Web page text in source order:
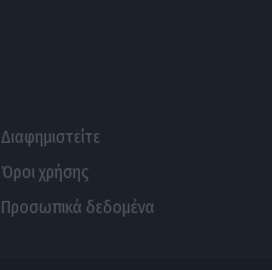
Διαφημιστείτε
Όροι χρήσης
Προσωπικά δεδομένα